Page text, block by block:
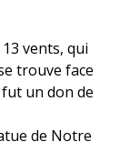
vents, qui
trouve face
un don de
de Notre